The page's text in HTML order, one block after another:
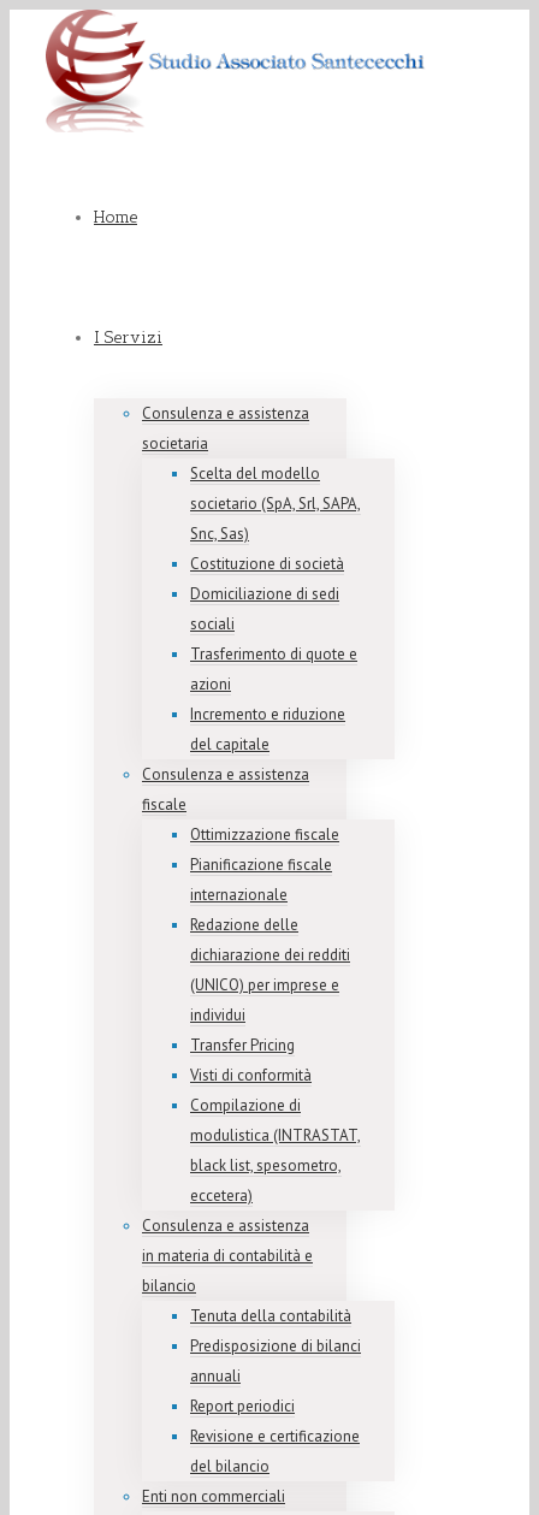
Home
I Servizi
Consulenza e assistenza
societaria
Scelta del modello
societario (SpA, Srl, SAPA,
Snc, Sas)
Costituzione di società
Domiciliazione di sedi
sociali
Trasferimento di quote e
azioni
Incremento e riduzione
del capitale
Consulenza e assistenza
fiscale
Ottimizzazione fiscale
Pianificazione fiscale
internazionale
Redazione delle
dichiarazione dei redditi
(UNICO) per imprese e
individui
Transfer Pricing
Visti di conformità
Compilazione di
modulistica (INTRASTAT,
black list, spesometro,
eccetera)
Consulenza e assistenza
in materia di contabilità e
bilancio
Tenuta della contabilità
Predisposizione di bilanci
annuali
Report periodici
Revisione e certificazione
del bilancio
Enti non commerciali